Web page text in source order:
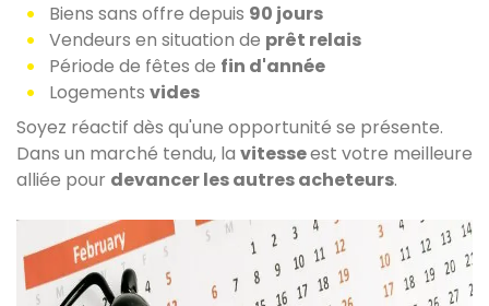
Biens sans offre depuis 90 jours
Vendeurs en situation de prêt relais
Période de fêtes de fin d'année
Logements vides
Soyez réactif dès qu'une opportunité se présente.
Dans un marché tendu, la vitesseest votre meilleure
alliée pour devancer les autres acheteurs.